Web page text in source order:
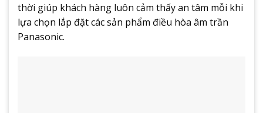
thời giúp khách hàng luôn cảm thấy an tâm mỗi khi
lựa chọn lắp đặt các sản phẩm điều hòa âm trần
Panasonic.